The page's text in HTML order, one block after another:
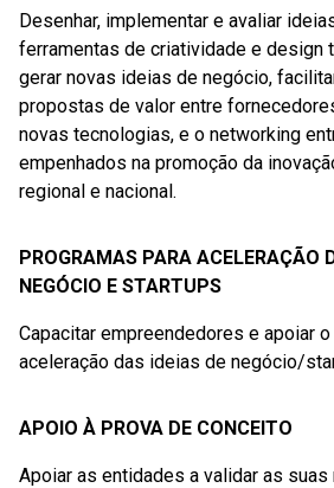
Desenhar, implementar e avaliar
ferramentas de criatividade e design
gerar novas ideias de negócio,
propostas de valor entre
novas tecnologias, e o networking
empenhados na promoção da
regional e nacional.
PROGRAMAS PARA ACELERAÇÃO
NEGÓCIO E STARTUPS
Capacitar empreendedores e apoiar
aceleração das ideias de negócio/
APOIO À PROVA DE CONCEITO
Apoiar as entidades a validar as